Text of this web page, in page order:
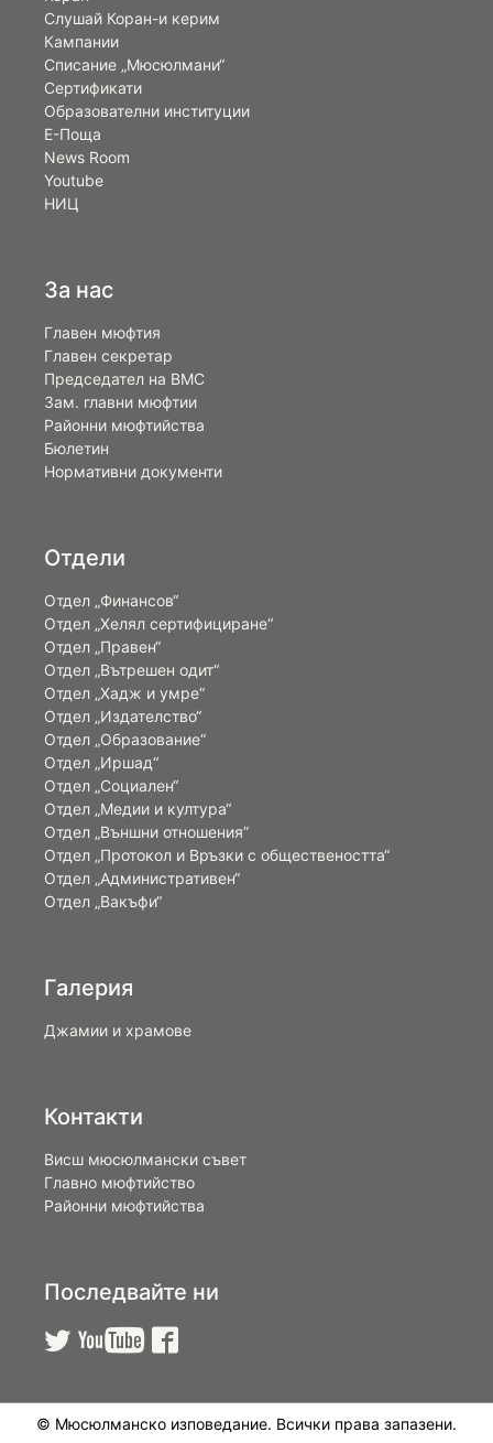
Слушай Коран-и керим
Кампании
Списание „Мюсюлмани“
Сертификати
Образователни институции
Е-Поща
News Room
Youtube
НИЦ
За нас
Главен мюфтия
Главен секретар
Председател на ВМС
Зам. главни мюфтии
Районни мюфтийства
Бюлетин
Нормативни документи
Отдели
Отдел „Финансов“
Отдел „Хелял сертифициране“
Отдел „Правен“
Отдел „Вътрешен одит“
Отдел „Хадж и умре“
Отдел „Издателство“
Отдел „Образование“
Отдел „Иршад“
Отдел „Социален“
Отдел „Медии и култура“
Отдел „Външни отношения”
Oтдел „Протокол и Връзки с обществеността“
Отдел „Административен“
Отдел „Вакъфи“
Галерия
Джамии и храмове
Контакти
Висш мюсюлмански съвет
Главно мюфтийство
Районни мюфтийства
Последвайте ни
  
© Мюсюлманско изповедание. Всички права запазени.